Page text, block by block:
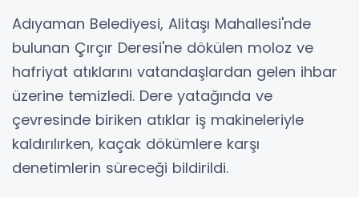
Adıyaman Belediyesi, Alitaşı Mahallesi'nde
bulunan Çırçır Deresi'ne dökülen moloz ve
hafriyat atıklarını vatandaşlardan gelen ihbar
üzerine temizledi. Dere yatağında ve
çevresinde biriken atıklar iş makineleriyle
kaldırılırken, kaçak dökümlere karşı
denetimlerin süreceği bildirildi.